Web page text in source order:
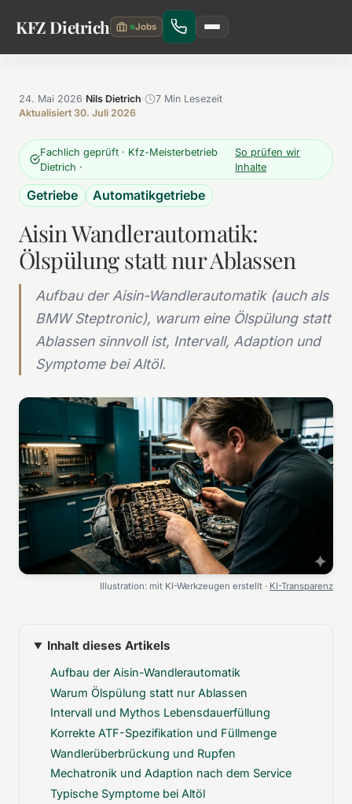
Zum Hauptinhalt springen
KFZ Dietrich
24. Mai 2026· Nils Dietrich· 7 Min Lesezeit·
Aktualisiert 30. Juli 2026
Fachlich geprüft · Kfz-Meisterbetrieb
Dietrich ·
So prüfen wir
Inhalte
Getriebe Automatikgetriebe
Aisin Wandlerautomatik:
Ölspülung statt nur Ablassen
Aufbau der Aisin-Wandlerautomatik (auch als
BMW Steptronic), warum eine Ölspülung statt
Ablassen sinnvoll ist, Intervall, Adaption und
Symptome bei Altöl.
Illustration: mit KI-Werkzeugen erstellt · KI-Transparenz
Inhalt dieses Artikels
Aufbau der Aisin-Wandlerautomatik
Warum Ölspülung statt nur Ablassen
Intervall und Mythos Lebensdauerfüllung
Korrekte ATF-Spezifikation und Füllmenge
Wandlerüberbrückung und Rupfen
Mechatronik und Adaption nach dem Service
Typische Symptome bei Altöl